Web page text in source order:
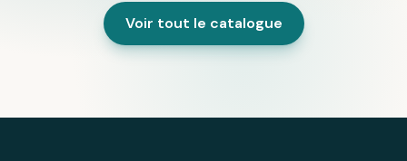
Voir tout le catalogue